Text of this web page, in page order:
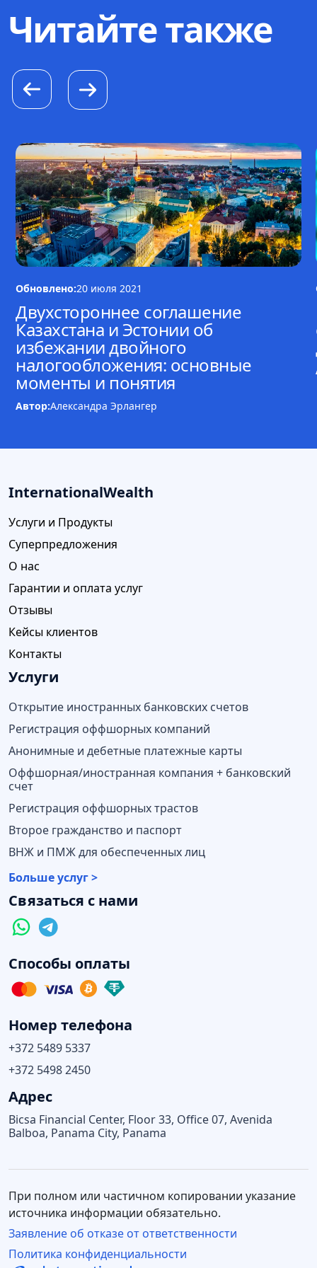
Читайте также
Обновлено:20 июля 2021
Двухстороннее соглашение
Казахстана и Эстонии об
избежании двойного
налогообложения: основные
моменты и понятия
Автор:Александра Эрлангер
InternationalWealth
Услуги и Продукты
Суперпредложения
О нас
Гарантии и оплата услуг
Отзывы
Кейсы клиентов
Контакты
Услуги
Открытие иностранных банковских счетов
Регистрация оффшорных компаний
Анонимные и дебетные платежные карты
Оффшорная/иностранная компания + банковский
счет
Регистрация оффшорных трастов
Второе гражданство и паспорт
ВНЖ и ПМЖ для обеспеченных лиц
Больше услуг >
Связаться с нами
Способы оплаты
Номер телефона
+372 5489 5337
+372 5498 2450
Адрес
Bicsa Financial Center, Floor 33, Office 07, Avenida
Balboa, Panama City, Panama
Политика конфиденциальности
При полном или частичном копировании указание
источника информации обязательно.
Заявление об отказе от ответственности